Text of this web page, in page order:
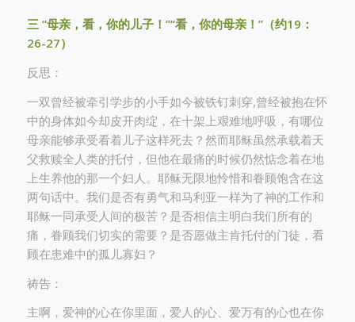
三 “母亲，看，你的儿子！ ”“看，你的母亲！ ”（约19 ：
26-27）
反思：
一双曾经被牵引学步的小手如今被铁钉刺穿,曾经被抱在怀
中的身体如今却皮开肉绽，在十架上艰难地呼吸，有哪位
母亲能够承受看着儿子这样死去？然而耶稣虽然承载着天
父救赎全人类的托付，但他在最痛的时候仍然惦念着在地
上生养他的那一个妇人。耶稣无限地怜惜和眷顾饱含在这
两句话中。我们是否有勇气和马利亚一样为了神的工作和
耶稣一同承受人间的极苦？是否相信主明白我们所有的
痛，眷顾我们切实的需要？是否愿做主肯托付的门徒，看
顾在患难中的孤儿寡妇？
祷告：
主啊，爱神的心在你里面，爱人的心、爱万有的心也在你